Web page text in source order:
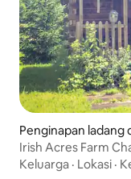
Penginapan ladang
Irish Acres Farm
Keluarga · Lokasi ·